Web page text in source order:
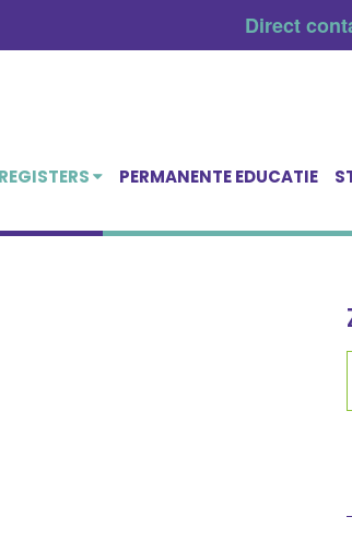
Direct
REGISTERS PERMANENTE EDUCATIE